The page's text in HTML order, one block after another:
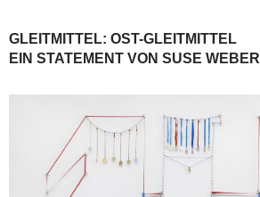
GLEITMITTEL: OST-GLEITMITTEL
EIN STATEMENT VON SUSE WEBER